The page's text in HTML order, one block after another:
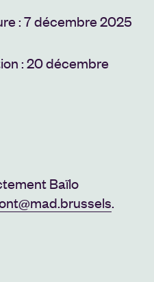
: 7 décembre 2025
: 20 décembre
Baïlo
.